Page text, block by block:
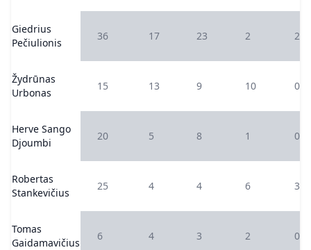
Giedrius
Pečiulionis
36 17 23 2 2
Žydrūnas
Urbonas
15 13 9 10 0
Herve Sango
Djoumbi
20 5 8 1 0
Robertas
Stankevičius
25 4 4 6 3
Tomas
Gaidamavičius
6 4 3 2 0